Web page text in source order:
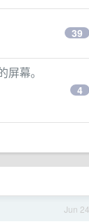
39
幕。
4
Jun 24